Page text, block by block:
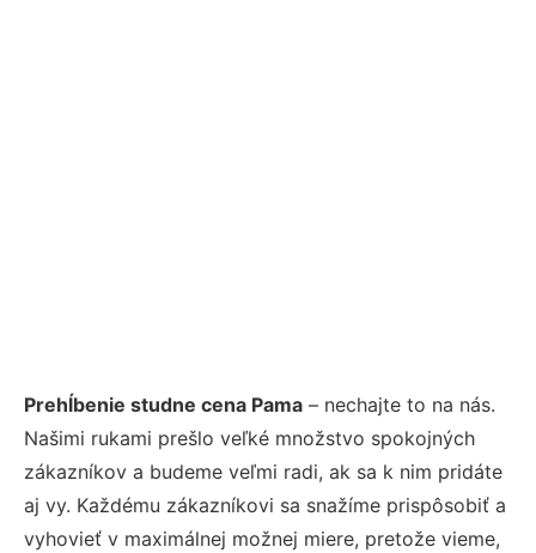
Prehĺbenie studne cena Pama – nechajte to na nás.
Našimi rukami prešlo veľké množstvo spokojných
zákazníkov a budeme veľmi radi, ak sa k nim pridáte
aj vy. Každému zákazníkovi sa snažíme prispôsobiť a
vyhovieť v maximálnej možnej miere, pretože vieme,